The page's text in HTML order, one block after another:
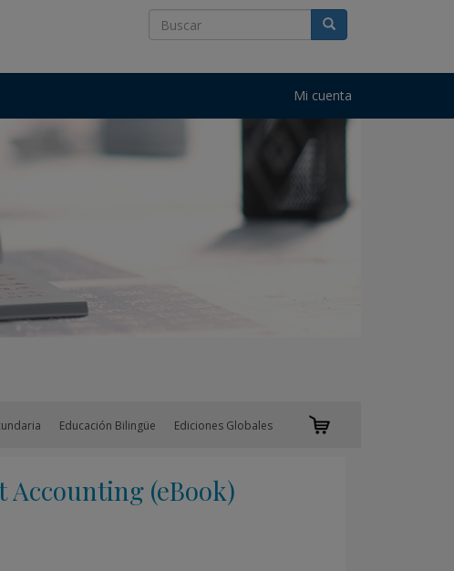
Mi cuenta
Educación Bilingüe Ediciones Globales
Accounting (eBook)